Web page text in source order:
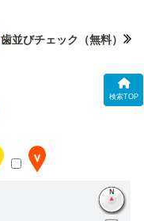
検索TOP
歯並びチェック （無料）